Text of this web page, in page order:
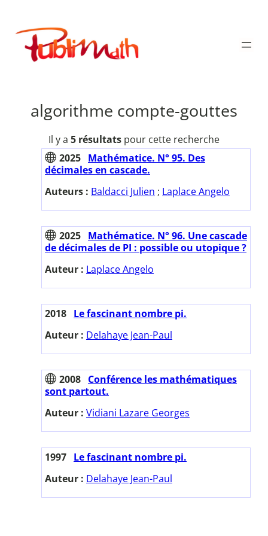
contenu
Publimath
algorithme compte-gouttes
Il y a 5 résultats pour cette recherche
2025 Mathématice. N° 95. Des
décimales en cascade.
Auteurs : Baldacci Julien ; Laplace Angelo
2025 Mathématice. N° 96. Une cascade
de décimales de PI : possible ou utopique ?
Auteur : Laplace Angelo
2018 Le fascinant nombre pi.
Auteur : Delahaye Jean-Paul
2008 Conférence les mathématiques
sont partout.
Auteur : Vidiani Lazare Georges
1997 Le fascinant nombre pi.
Auteur : Delahaye Jean-Paul